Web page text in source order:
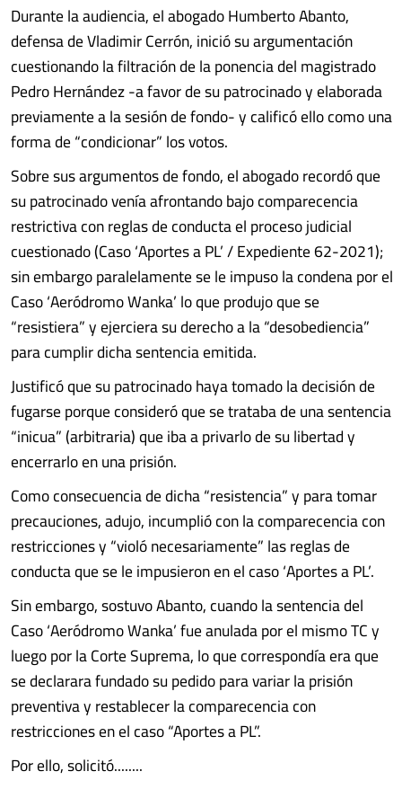
Durante la audiencia, el abogado Humberto Abanto,
defensa de Vladimir Cerrón, inició su argumentación
cuestionando la filtración de la ponencia del magistrado
Pedro Hernández -a favor de su patrocinado y elaborada
previamente a la sesión de fondo- y calificó ello como una
forma de “condicionar” los votos.
Sobre sus argumentos de fondo, el abogado recordó que
su patrocinado venía afrontando bajo comparecencia
restrictiva con reglas de conducta el proceso judicial
cuestionado (Caso ‘Aportes a PL’ / Expediente 62-2021);
sin embargo paralelamente se le impuso la condena por el
Caso ‘Aeródromo Wanka’ lo que produjo que se
“resistiera” y ejerciera su derecho a la “desobediencia”
para cumplir dicha sentencia emitida.
Justificó que su patrocinado haya tomado la decisión de
fugarse porque consideró que se trataba de una sentencia
“inicua” (arbitraria) que iba a privarlo de su libertad y
encerrarlo en una prisión.
Como consecuencia de dicha “resistencia” y para tomar
precauciones, adujo, incumplió con la comparecencia con
restricciones y “violó necesariamente” las reglas de
conducta que se le impusieron en el caso ‘Aportes a PL’.
Sin embargo, sostuvo Abanto, cuando la sentencia del
Caso ‘Aeródromo Wanka’ fue anulada por el mismo TC y
luego por la Corte Suprema, lo que correspondía era que
se declarara fundado su pedido para variar la prisión
preventiva y restablecer la comparecencia con
restricciones en el caso “Aportes a PL”.
Por ello, solicitó........